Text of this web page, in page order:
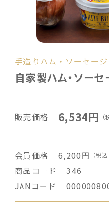
手造りハム・ソーセージ
自家製ハム・ソー
販売価格 6,534円 （
会員価格 6,200円 （税込
商品コード
346
JANコード